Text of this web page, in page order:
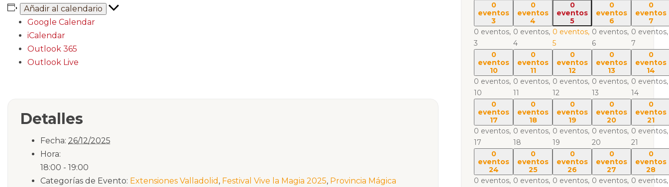
Añadir al calendario
Google Calendar
iCalendar
Outlook 365
Outlook Live
Detalles
Fecha: 26/12/2025
Hora:
18:00 - 19:00
Categorías de Evento: Extensiones Valladolid , Festival Vive la Magia 2025, Provincia Mágica
0
eventos
3
0 eventos,
3
0
eventos
4
0 eventos,
4
0
eventos
5
0 eventos,
5
0
eventos
6
0 eventos,
6
0
eventos
7
0 eventos,
7
0
eventos
10
0 eventos,
10
0
eventos
11
0 eventos,
11
0
eventos
12
0 eventos,
12
0
eventos
13
0 eventos,
13
0
eventos
14
0 eventos,
14
0
eventos
17
0 eventos,
17
0
eventos
18
0 eventos,
18
0
eventos
19
0 eventos,
19
0
eventos
20
0 eventos,
20
0
eventos
21
0 eventos,
21
0
eventos
24
0 eventos,
0
eventos
25
0 eventos,
0
eventos
26
0 eventos,
0
eventos
27
0 eventos,
0
eventos
28
0 eventos,